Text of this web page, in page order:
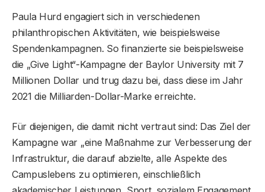
Paula Hurd engagiert sich in verschiedenen
philanthropischen Aktivitäten, wie beispielsweise
Spendenkampagnen. So finanzierte sie beispielsweise
die „Give Light“-Kampagne der Baylor University mit 7
Millionen Dollar und trug dazu bei, dass diese im Jahr
2021 die Milliarden-Dollar-Marke erreichte.
Für diejenigen, die damit nicht vertraut sind: Das Ziel der
Kampagne war „eine Maßnahme zur Verbesserung der
Infrastruktur, die darauf abzielte, alle Aspekte des
Campuslebens zu optimieren, einschließlich